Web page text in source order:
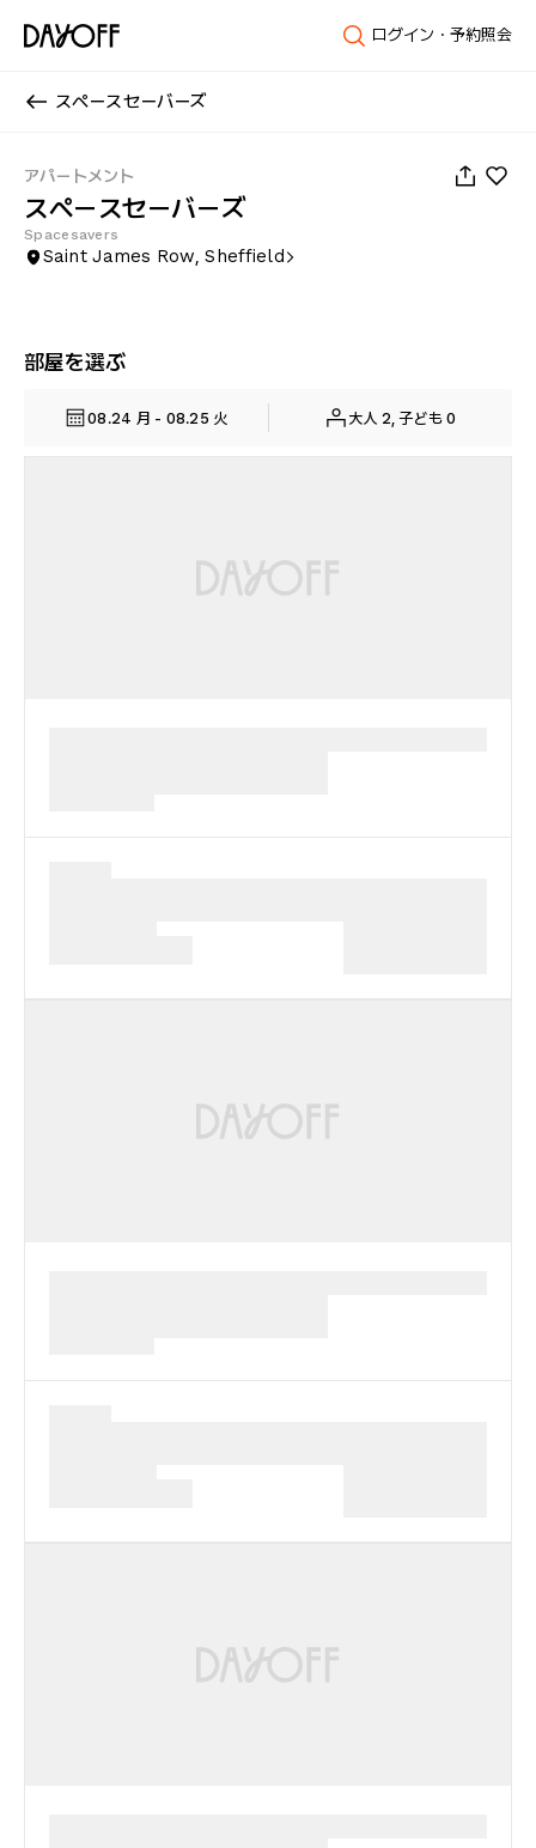
ログイン・予約照会
スペースセーバーズ
アパートメント
スペースセーバーズ
Spacesavers
Saint James Row, Sheffield
部屋を選ぶ
08.24 月 - 08.25 火 大人 2, 子ども 0